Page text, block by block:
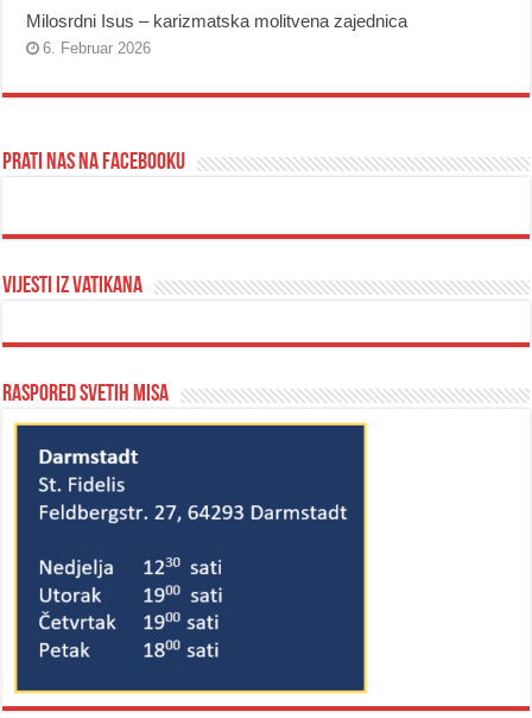
Milosrdni Isus – karizmatska molitvena zajednica
6. Februar 2026
Prati nas na Facebooku
Vijesti iz Vatikana
Raspored svetih misa